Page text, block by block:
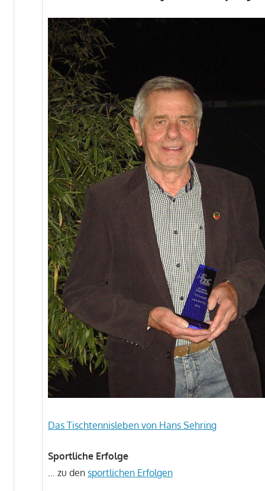
Das Tischtennisleben von Hans Sehring
Sportliche Erfolge
… zu densportlichen Erfolgen